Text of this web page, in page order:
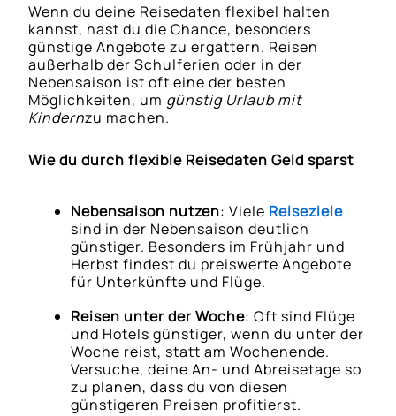
Wenn du deine Reisedaten flexibel halten
kannst, hast du die Chance, besonders
günstige Angebote zu ergattern. Reisen
außerhalb der Schulferien oder in der
Nebensaison ist oft eine der besten
Möglichkeiten, um günstig Urlaub mit
Kindernzu machen.
Wie du durch flexible Reisedaten Geld sparst
Nebensaison nutzen: Viele Reiseziele
sind in der Nebensaison deutlich
günstiger. Besonders im Frühjahr und
Herbst findest du preiswerte Angebote
für Unterkünfte und Flüge.
Reisen unter der Woche: Oft sind Flüge
und Hotels günstiger, wenn du unter der
Woche reist, statt am Wochenende.
Versuche, deine An- und Abreisetage so
zu planen, dass du von diesen
günstigeren Preisen profitierst.